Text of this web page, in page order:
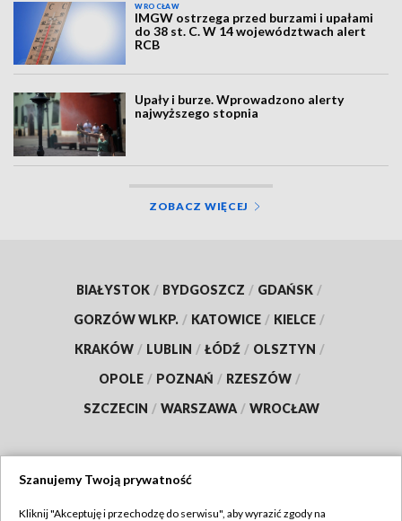
WROCŁAW
IMGW ostrzega przed burzami i upałami
do 38 st. C. W 14 województwach alert
RCB
Upały i burze. Wprowadzono alerty
najwyższego stopnia
ZOBACZ WIĘCEJ
BIAŁYSTOK / BYDGOSZCZ / GDAŃSK /
GORZÓW WLKP. / KATOWICE / KIELCE /
KRAKÓW / LUBLIN / ŁÓDŹ / OLSZTYN /
OPOLE / POZNAŃ / RZESZÓW /
SZCZECIN / WARSZAWA / WROCŁAW
Szanujemy Twoją prywatność
Kliknij "Akceptuję i przechodzę do serwisu", aby wyrazić zgody na